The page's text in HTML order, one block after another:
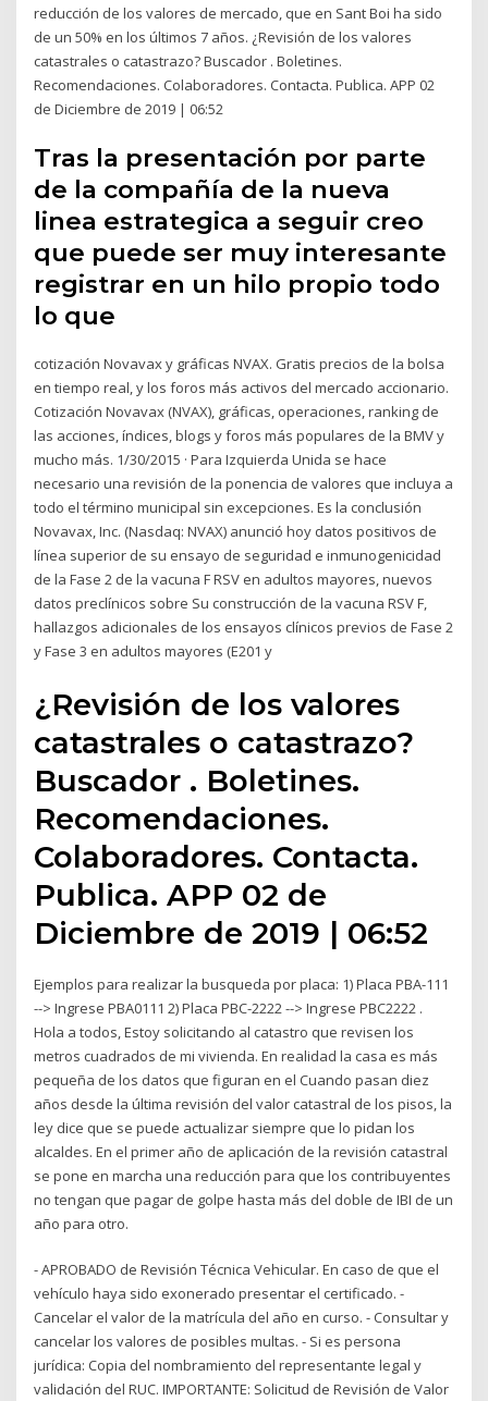
reducción de los valores de mercado, que en Sant Boi ha sido
de un 50% en los últimos 7 años. ¿Revisión de los valores
catastrales o catastrazo? Buscador . Boletines.
Recomendaciones. Colaboradores. Contacta. Publica. APP 02
de Diciembre de 2019 | 06:52
Tras la presentación por parte
de la compañía de la nueva
linea estrategica a seguir creo
que puede ser muy interesante
registrar en un hilo propio todo
lo que
cotización Novavax y gráficas NVAX. Gratis precios de la bolsa
en tiempo real, y los foros más activos del mercado accionario.
Cotización Novavax (NVAX), gráficas, operaciones, ranking de
las acciones, índices, blogs y foros más populares de la BMV y
mucho más. 1/30/2015 · Para Izquierda Unida se hace
necesario una revisión de la ponencia de valores que incluya a
todo el término municipal sin excepciones. Es la conclusión
Novavax, Inc. (Nasdaq: NVAX) anunció hoy datos positivos de
línea superior de su ensayo de seguridad e inmunogenicidad
de la Fase 2 de la vacuna F RSV en adultos mayores, nuevos
datos preclínicos sobre Su construcción de la vacuna RSV F,
hallazgos adicionales de los ensayos clínicos previos de Fase 2
y Fase 3 en adultos mayores (E201 y
¿Revisión de los valores
catastrales o catastrazo?
Buscador . Boletines.
Recomendaciones.
Colaboradores. Contacta.
Publica. APP 02 de
Diciembre de 2019 | 06:52
Ejemplos para realizar la busqueda por placa: 1) Placa PBA-111
--> Ingrese PBA0111 2) Placa PBC-2222 --> Ingrese PBC2222 .
Hola a todos, Estoy solicitando al catastro que revisen los
metros cuadrados de mi vivienda. En realidad la casa es más
pequeña de los datos que figuran en el Cuando pasan diez
años desde la última revisión del valor catastral de los pisos, la
ley dice que se puede actualizar siempre que lo pidan los
alcaldes. En el primer año de aplicación de la revisión catastral
se pone en marcha una reducción para que los contribuyentes
no tengan que pagar de golpe hasta más del doble de IBI de un
año para otro.
- APROBADO de Revisión Técnica Vehicular. En caso de que el
vehículo haya sido exonerado presentar el certificado. -
Cancelar el valor de la matrícula del año en curso. - Consultar y
cancelar los valores de posibles multas. - Si es persona
jurídica: Copia del nombramiento del representante legal y
validación del RUC. IMPORTANTE: Solicitud de Revisión de Valor